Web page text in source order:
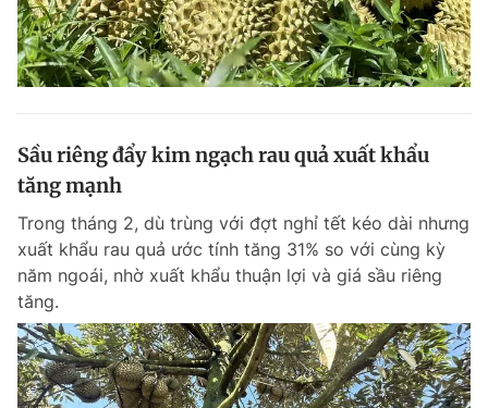
Sầu riêng đẩy kim ngạch rau quả xuất khẩu
tăng mạnh
Trong tháng 2, dù trùng với đợt nghỉ tết kéo dài nhưng
xuất khẩu rau quả ước tính tăng 31% so với cùng kỳ
năm ngoái, nhờ xuất khẩu thuận lợi và giá sầu riêng
tăng.